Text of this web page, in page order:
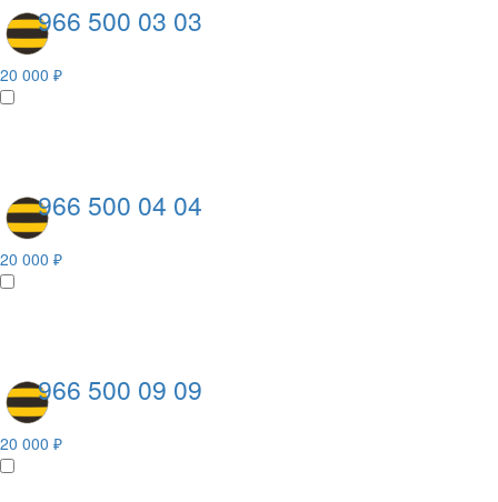
966 500 03 03
20 000 ₽
966 500 04 04
20 000 ₽
966 500 09 09
20 000 ₽